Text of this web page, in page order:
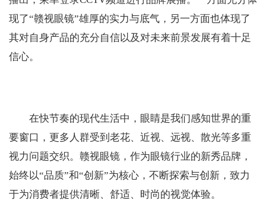
现了“赣视眼镜”雄厚的实力与底气，另一方面也体现了
其对自身产品的充分自信以及对未来前景发展有着十足
信心。
在快节奏的现代生活中，眼睛是我们感知世界的重
要窗口，更多人群受到老花、近视、远视、散光等多重
视力问题交织。赣视眼镜，作为眼镜行业的新秀品牌，
始终以“品质”和“创新”为核心，不断探索与创新，致力
于为消费者提供清晰、舒适、时尚的视觉体验。